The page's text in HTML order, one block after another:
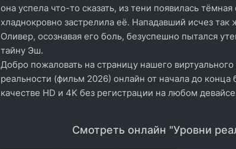
она успела что-то сказать, из тени появилась
хладнокровно застрелила её. Нападавший исчез
Оливер, осознавая его боль, безуспешно пытался
тайну Эш.
Добро пожаловать на страницу нашего
реальности (фильм 2026) онлайн от начала до
качестве HD и 4K без регистрации на любом
Смотреть онлайн "Уровни